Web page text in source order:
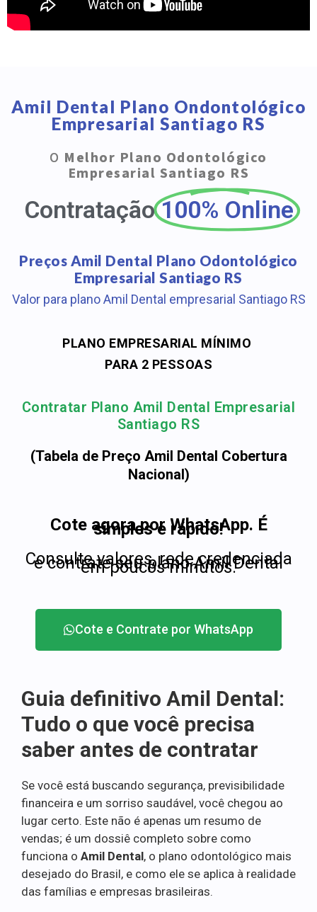
Amil Dental Plano Ondontológico
Empresarial Santiago RS
O Melhor Plano Odontológico
Empresarial Santiago RS
Contratação 100% Online
Preços Amil Dental Plano Odontológico
Empresarial Santiago RS
Valor para plano Amil Dental empresarial Santiago RS
PLANO EMPRESARIAL MÍNIMO
PARA 2 PESSOAS
Contratar Plano Amil Dental Empresarial
Santiago RS
(Tabela de Preço Amil Dental Cobertura
Nacional)
Cote agora por WhatsApp. É
simples e rápido!
Consulte valores, rede credenciada
e contrate seu plano Amil Dental
em poucos minutos.
Cote e Contrate por WhatsApp
Guia definitivo Amil Dental:
Tudo o que você precisa
saber antes de contratar
Se você está buscando segurança, previsibilidade
financeira e um sorriso saudável, você chegou ao
lugar certo. Este não é apenas um resumo de
vendas; é um dossiê completo sobre como
funciona o Amil Dental, o plano odontológico mais
desejado do Brasil, e como ele se aplica à realidade
das famílias e empresas brasileiras.